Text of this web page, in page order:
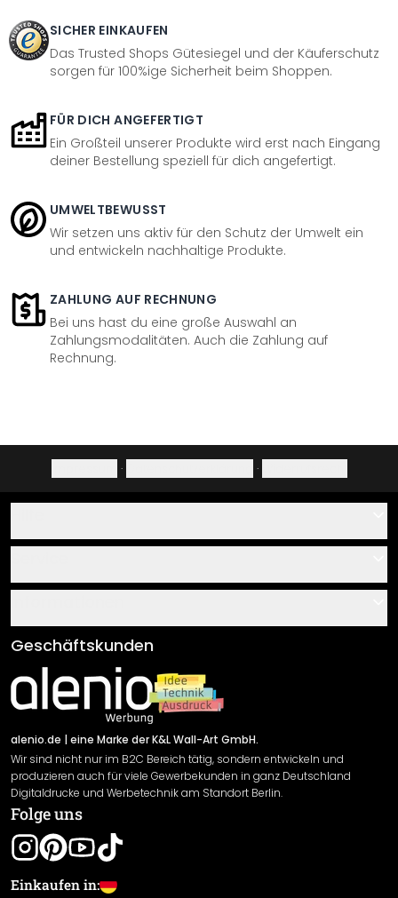
SICHER EINKAUFEN
Das Trusted Shops Gütesiegel und der Käuferschutz
sorgen für 100%ige Sicherheit beim Shoppen.
FÜR DICH ANGEFERTIGT
Ein Großteil unserer Produkte wird erst nach Eingang
deiner Bestellung speziell für dich angefertigt.
UMWELTBEWUSST
Wir setzen uns aktiv für den Schutz der Umwelt ein
und entwickeln nachhaltige Produkte.
ZAHLUNG AUF RECHNUNG
Bei uns hast du eine große Auswahl an
Zahlungsmodalitäten. Auch die Zahlung auf
Rechnung.
· ·
Über uns
Klebe- und Montageanleitungen
Newsletter An-/Abmeldung
Sendungsverfolgung
AGB
Impressum
Versand & Zahlung
Rücksendung
Widerrufsrecht
Datenschutzerklärung
Gewährleistung
Leistungserklärung / CE-Zeichen
Cookie Einstellungen
Geschäftskunden
alenio.de | eine Marke der K&L Wall-Art GmbH.
Wir sind nicht nur im B2C Bereich tätig, sondern entwickeln und
produzieren auch für viele Gewerbekunden in ganz Deutschland
Digitaldrucke und Werbetechnik am Standort Berlin.
Folge uns
Einkaufen in: